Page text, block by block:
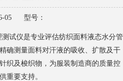
05 型号：
试仪是专业评估纺织面料液态水分管
确测量面料对汗液的吸收、扩散及干
织及梭织物，为服装制造商的质量控
重要支持。